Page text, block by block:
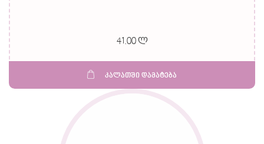
41.00 ლ
კალათში დამატება